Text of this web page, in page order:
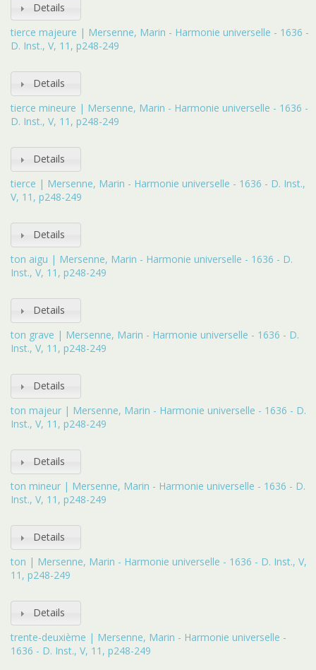
Details
tierce majeure | Mersenne, Marin - Harmonie universelle - 1636 -
D. Inst., V, 11, p248-249
Details
tierce mineure | Mersenne, Marin - Harmonie universelle - 1636 -
D. Inst., V, 11, p248-249
Details
tierce | Mersenne, Marin - Harmonie universelle - 1636 - D. Inst.,
V, 11, p248-249
Details
ton aigu | Mersenne, Marin - Harmonie universelle - 1636 - D.
Inst., V, 11, p248-249
Details
ton grave | Mersenne, Marin - Harmonie universelle - 1636 - D.
Inst., V, 11, p248-249
Details
ton majeur | Mersenne, Marin - Harmonie universelle - 1636 - D.
Inst., V, 11, p248-249
Details
ton mineur | Mersenne, Marin - Harmonie universelle - 1636 - D.
Inst., V, 11, p248-249
Details
ton | Mersenne, Marin - Harmonie universelle - 1636 - D. Inst., V,
11, p248-249
Details
trente-deuxième | Mersenne, Marin - Harmonie universelle -
1636 - D. Inst., V, 11, p248-249